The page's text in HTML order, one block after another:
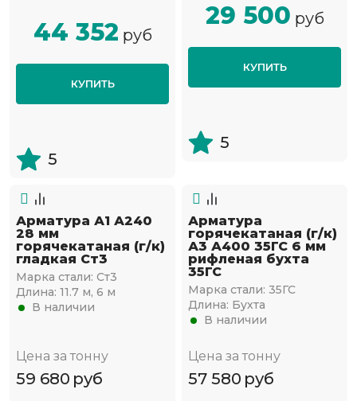
44 352 руб
КУПИТЬ
5
29 500 руб
КУПИТЬ
5
Арматура А1 А240
28 мм
горячекатаная (г/к)
гладкая Ст3
Марка стали: Ст3
Длина: 11.7 м, 6 м
В наличии
Цена за тонну
59 680 руб
Арматура
горячекатаная (г/к)
А3 А400 35ГС 6 мм
рифленая бухта
35ГС
Марка стали: 35ГС
Длина: Бухта
В наличии
Цена за тонну
57 580 руб